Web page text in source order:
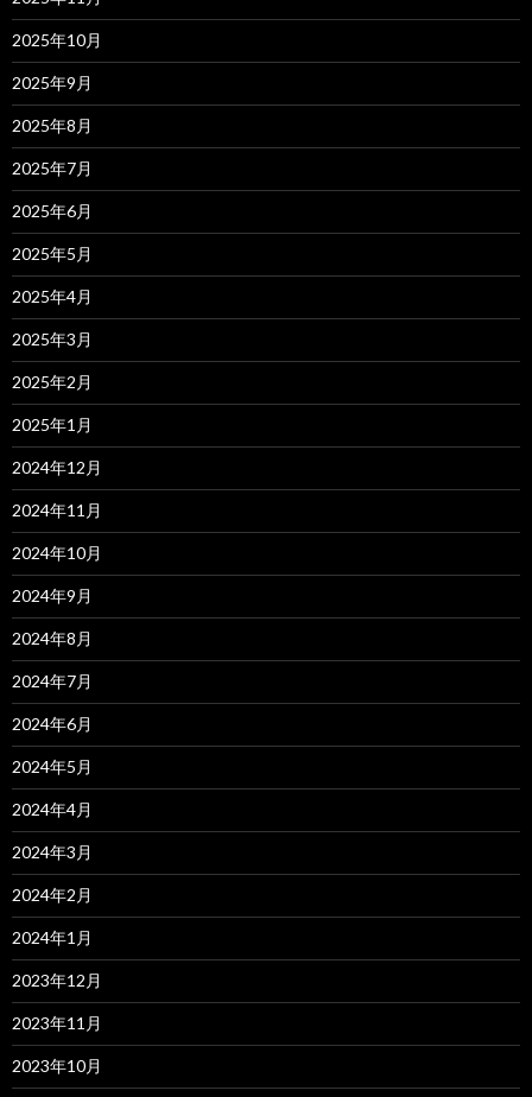
2025年10月
2025年9月
2025年8月
2025年7月
2025年6月
2025年5月
2025年4月
2025年3月
2025年2月
2025年1月
2024年12月
2024年11月
2024年10月
2024年9月
2024年8月
2024年7月
2024年6月
2024年5月
2024年4月
2024年3月
2024年2月
2024年1月
2023年12月
2023年11月
2023年10月